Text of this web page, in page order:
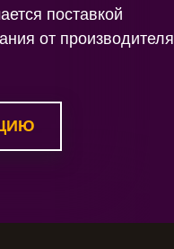
поставкой
от производителя